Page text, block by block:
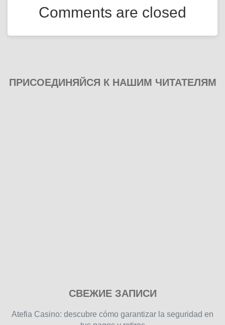
Comments are closed
ПРИСОЕДИНЯЙСЯ К НАШИМ ЧИТАТЕЛЯМ
free
СВЕЖИЕ ЗАПИСИ
Atefia Casino: descubre cómo garantizar la seguridad en